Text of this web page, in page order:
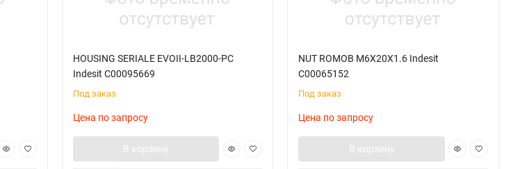
HOUSING SERIALE EVOII-LB2000-PC
Indesit C00095669
Под заказ
Цена по запросу
В корзину
NUT ROMOB M6X20X1.6 Indesit
C00065152
Под заказ
Цена по запросу
В корзину